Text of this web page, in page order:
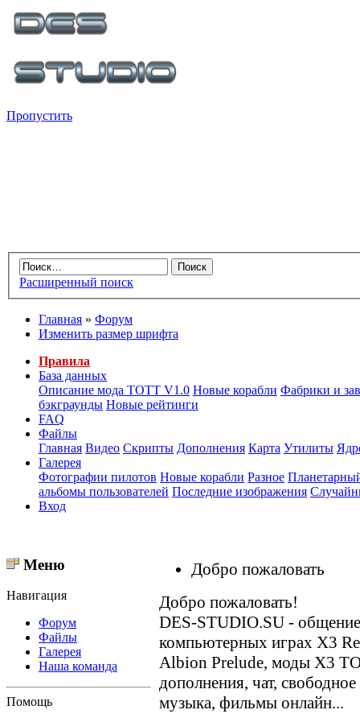
Пропустить
Расширенный поиск
Главная » Форум
Изменить размер шрифта
Правила
База данных
Описание мода ТОТТ V1.0 Новые корабли Фабрики и
бэкграунды Новые рейтинги
FAQ
Файлы
Главная Видео Скрипты Дополнения Карта Утилиты
Галерея
Фотографии пилотов Новые корабли Разное
альбомы пользователей Последние изображения
Вход
Меню
Навигация
Форум
Файлы
Галерея
Наша команда
Помощь
Добро пожаловать
Добро пожаловать!
DES-STUDIO.SU - общение
компьютерных играх X3
Albion Prelude, моды X3
дополнения, чат,
музыка, фильмы онлайн...